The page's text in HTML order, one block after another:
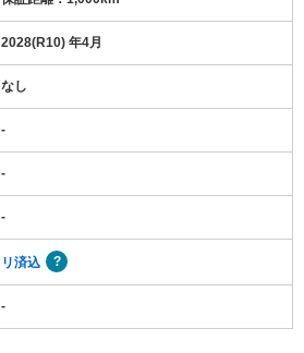
2028(R10) 年4月
なし
-
-
-
リ済込
-